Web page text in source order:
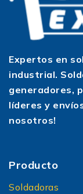
Expertos en
industrial.
generadores,
líderes y
nosotros!
Producto
Soldadoras